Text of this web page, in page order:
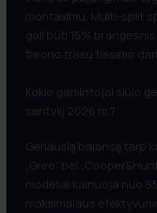
montavimu, Multi-split
gali būti 15%
freono trasų tiesimo
Kokie gamintojai siūlo
santykį 2026 m.?
Geriausią balansą tarp
„Gree“ bei
modeliai kainuoja nuo
maksimalaus